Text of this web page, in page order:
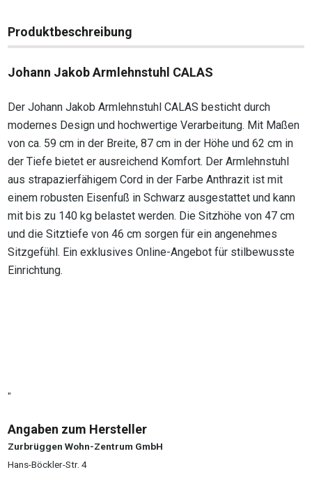
Produktbeschreibung
Johann Jakob Armlehnstuhl CALAS
Der Johann Jakob Armlehnstuhl CALAS besticht durch
modernes Design und hochwertige Verarbeitung. Mit Maßen
von ca. 59 cm in der Breite, 87 cm in der Höhe und 62 cm in
der Tiefe bietet er ausreichend Komfort. Der Armlehnstuhl
aus strapazierfähigem Cord in der Farbe Anthrazit ist mit
einem robusten Eisenfuß in Schwarz ausgestattet und kann
mit bis zu 140 kg belastet werden. Die Sitzhöhe von 47 cm
und die Sitztiefe von 46 cm sorgen für ein angenehmes
Sitzgefühl. Ein exklusives Online-Angebot für stilbewusste
Einrichtung.
"
Angaben zum Hersteller
Zurbrüggen Wohn-Zentrum GmbH
Hans-Böckler-Str. 4